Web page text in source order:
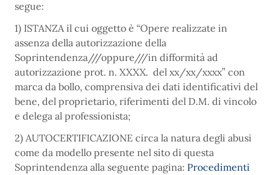
segue:
1) ISTANZA il cui oggetto è “Opere realizzate in
assenza della autorizzazione della
Soprintendenza///oppure///in difformità ad
autorizzazione prot. n. XXXX. del xx/xx/xxxx” con
marca da bollo, comprensiva dei dati identificativi del
bene, del proprietario, riferimenti del D.M. di vincolo
e delega al professionista;
2) AUTOCERTIFICAZIONE circa la natura degli abusi
come da modello presente nel sito di questa
Soprintendenza alla seguente pagina: Procedimenti